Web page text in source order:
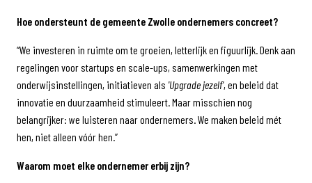
Hoe ondersteunt de gemeente Zwolle ondernemers concreet?
“We investeren in ruimte om te groeien, letterlijk en figuurlijk. Denk aan
regelingen voor startups en scale-ups, samenwerkingen met
onderwijsinstellingen, initiatieven als 'Upgrade jezelf', en beleid dat
innovatie en duurzaamheid stimuleert. Maar misschien nog
belangrijker: we luisteren naar ondernemers. We maken beleid mét
hen, niet alleen vóór hen.”
Waarom moet elke ondernemer erbij zijn?